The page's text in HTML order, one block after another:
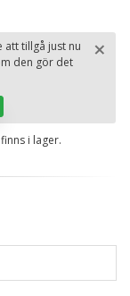
×
att tillgå just nu
den gör det
i lager.